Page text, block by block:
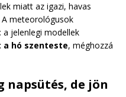
miatt az igazi, havas
meteorológusok
jelenlegi modellek
a hó szenteste, méghozzá
napsütés, de jön